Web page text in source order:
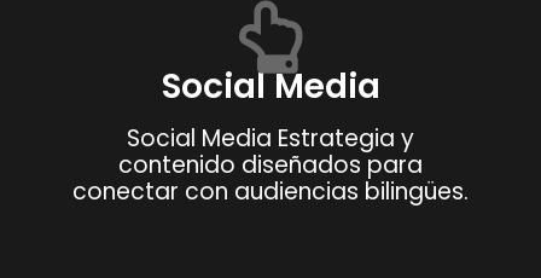
Social Media
Social Media Estrategia y
contenido diseñados para
conectar con audiencias bilingües.